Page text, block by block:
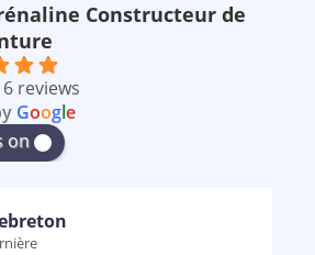
Constructeur de
reviews
Google
on